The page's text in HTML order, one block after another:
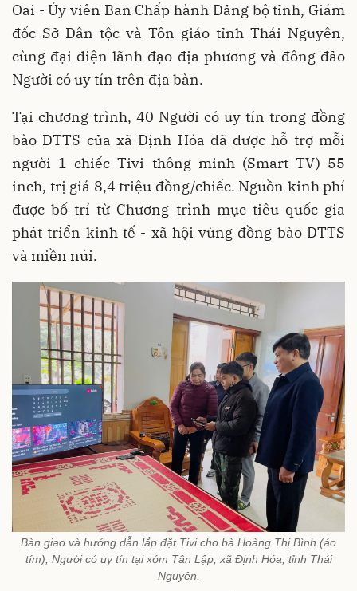
Oai - Ủy viên Ban Chấp hành Đảng bộ tỉnh, Giám
đốc Sở Dân tộc và Tôn giáo tỉnh Thái Nguyên,
cùng đại diện lãnh đạo địa phương và đông đảo
Người có uy tín trên địa bàn.
Tại chương trình, 40 Người có uy tín trong đồng
bào DTTS của xã Định Hóa đã được hỗ trợ mỗi
người 1 chiếc Tivi thông minh (Smart TV) 55
inch, trị giá 8,4 triệu đồng/chiếc. Nguồn kinh phí
được bố trí từ Chương trình mục tiêu quốc gia
phát triển kinh tế - xã hội vùng đồng bào DTTS
và miền núi.
Bàn giao và hướng dẫn lắp đặt Tivi cho bà Hoàng Thị Bình (áo
tím), Người có uy tín tại xóm Tân Lập, xã Định Hóa, tỉnh Thái
Nguyên.